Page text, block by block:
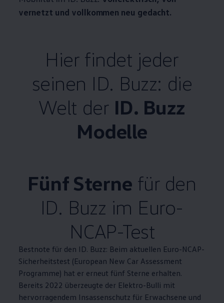
vernetzt und vollkommen neu gedacht.
Hier findet jeder
seinen ID. Buzz: die
Welt der ID. Buzz
Modelle
Fünf Sterne für den
ID. Buzz im Euro-
NCAP-Test
Bestnote für den ID. Buzz: Beim aktuellen Euro-NCAP-
Sicherheitstest (European New Car Assessment
Programme) hat er erneut fünf Sterne erhalten.
Bereits 2022 überzeugte der Elektro-Bulli mit
hervorragendem Insassenschutz für Erwachsene und